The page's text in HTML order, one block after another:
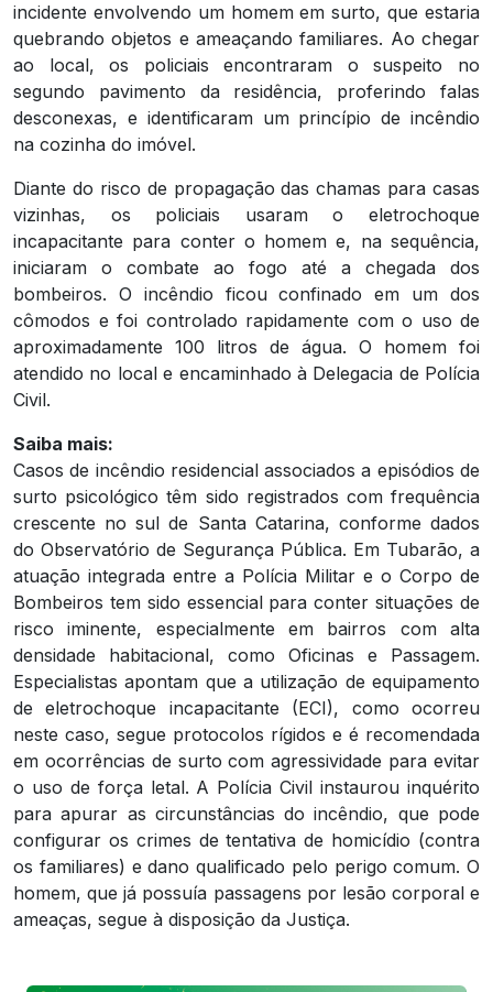
incidente envolvendo um homem em surto, que estaria
quebrando objetos e ameaçando familiares. Ao chegar
ao local, os policiais encontraram o suspeito no
segundo pavimento da residência, proferindo falas
desconexas, e identificaram um princípio de incêndio
na cozinha do imóvel.
Diante do risco de propagação das chamas para casas
vizinhas, os policiais usaram o eletrochoque
incapacitante para conter o homem e, na sequência,
iniciaram o combate ao fogo até a chegada dos
bombeiros. O incêndio ficou confinado em um dos
cômodos e foi controlado rapidamente com o uso de
aproximadamente 100 litros de água. O homem foi
atendido no local e encaminhado à Delegacia de Polícia
Civil.
Saiba mais:
Casos de incêndio residencial associados a episódios de
surto psicológico têm sido registrados com frequência
crescente no sul de Santa Catarina, conforme dados
do Observatório de Segurança Pública. Em Tubarão, a
atuação integrada entre a Polícia Militar e o Corpo de
Bombeiros tem sido essencial para conter situações de
risco iminente, especialmente em bairros com alta
densidade habitacional, como Oficinas e Passagem.
Especialistas apontam que a utilização de equipamento
de eletrochoque incapacitante (ECI), como ocorreu
neste caso, segue protocolos rígidos e é recomendada
em ocorrências de surto com agressividade para evitar
o uso de força letal. A Polícia Civil instaurou inquérito
para apurar as circunstâncias do incêndio, que pode
configurar os crimes de tentativa de homicídio (contra
os familiares) e dano qualificado pelo perigo comum. O
homem, que já possuía passagens por lesão corporal e
ameaças, segue à disposição da Justiça.